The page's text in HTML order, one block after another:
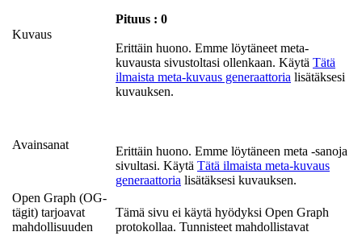
Kuvaus
Pituus : 0
Erittäin huono. Emme löytäneet meta-
kuvausta sivustoltasi ollenkaan. Käytä Tätä
ilmaista meta-kuvaus generaattoria lisätäksesi
kuvauksen.
Avainsanat
Erittäin huono. Emme löytäneen meta -sanoja
sivultasi. Käytä Tätä ilmaista meta-kuvaus
generaattoria lisätäksesi kuvauksen.
Open Graph (OG-
tägit) tarjoavat
mahdollisuuden
Tämä sivu ei käytä hyödyksi Open Graph
protokollaa. Tunnisteet mahdollistavat